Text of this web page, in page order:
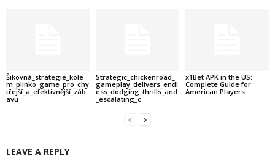
Šikovná_strategie_kole
m_plinko_game_pro_chy
třejší_a_efektivnější_záb
avu
Strategic_chickenroad_
gameplay_delivers_endl
ess_dodging_thrills_and
_escalating_c
x1Bet APK in the US:
Complete Guide for
American Players
LEAVE A REPLY